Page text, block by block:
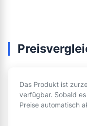
Das Produkt ist
verfügbar. Sobald
Preise automatisch